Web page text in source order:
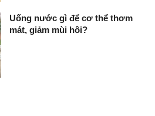
Uống nước gì để cơ thể thơm
mát, giảm mùi hôi?